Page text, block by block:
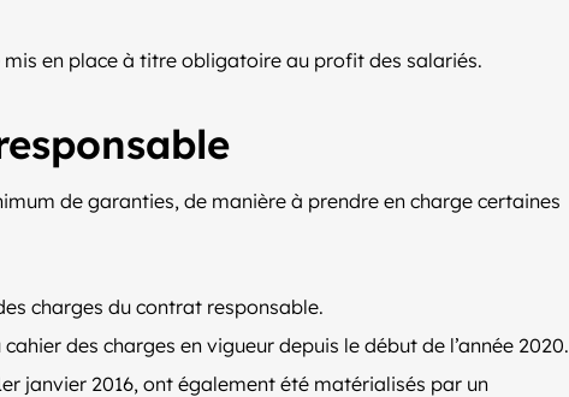
en place à titre obligatoire au profit des salariés.
de garanties, de manière à prendre en charge certaines
charges du contrat responsable.
des charges en vigueur depuis le début de l’année 2020.
janvier 2016, ont également été matérialisés par un